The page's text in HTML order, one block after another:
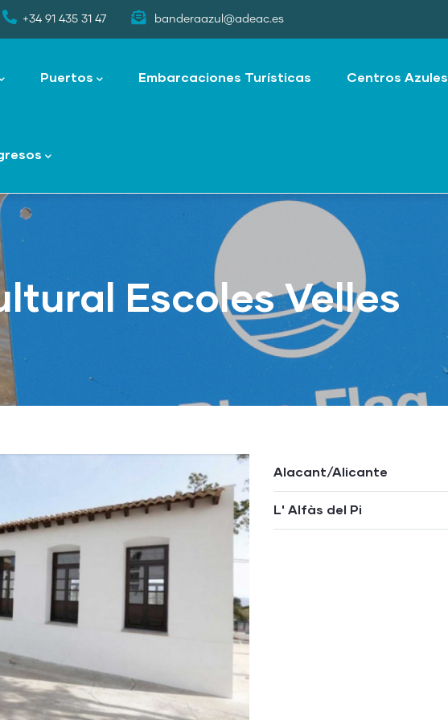
+34 91 435 31 47 banderaazul@adeac.es
Puertos Embarcaciones Turísticas Centros Azules
Escoles Velles
Alacant/Alicante
L' Alfàs del Pi